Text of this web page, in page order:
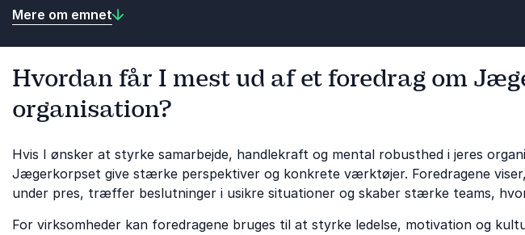
Mere om emnet
Hvordan får I mest ud af et foredrag om
organisation?
Hvis I ønsker at styrke samarbejde, handlekraft og mental robusthed i jeres
Jægerkorpset give stærke perspektiver og konkrete værktøjer. Foredragene
under pres, træffer beslutninger i usikre situationer og skaber stærke teams,
For virksomheder kan foredragene bruges til at styrke ledelse, motivation og